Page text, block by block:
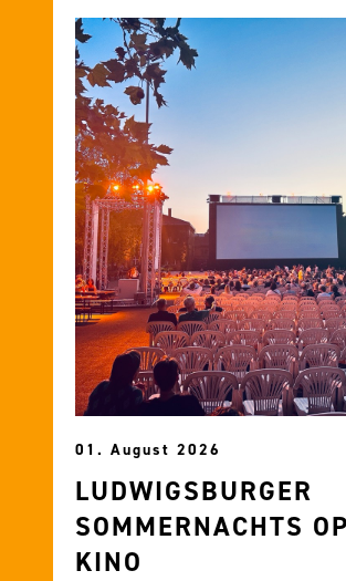
01. August 2026
LUDWIGSBURGER
SOMMERNACHTS
KINO